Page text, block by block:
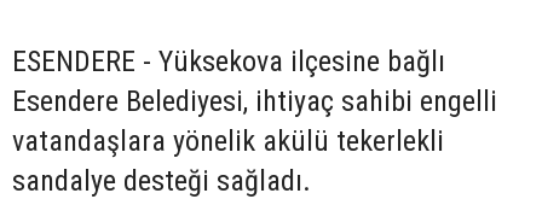
ESENDERE - Yüksekova ilçesine bağlı
Esendere Belediyesi, ihtiyaç sahibi engelli
vatandaşlara yönelik akülü tekerlekli
sandalye desteği sağladı.